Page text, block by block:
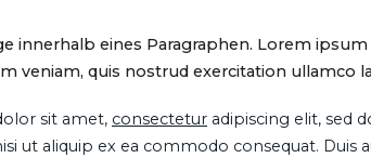
innerhalb eines Paragraphen. Lorem
veniam, quis nostrud exercitation ullamco
sit amet, consectetur adipiscing elit, sed
ut aliquip ex ea commodo consequat. Duis